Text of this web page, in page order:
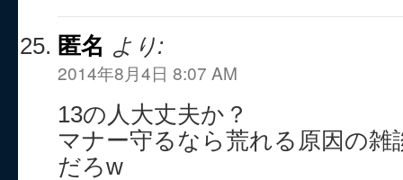
匿名 より:
2014年8月4日 8:07 AM
13の人大丈夫か？
マナー守るなら荒れる原因の
だろw